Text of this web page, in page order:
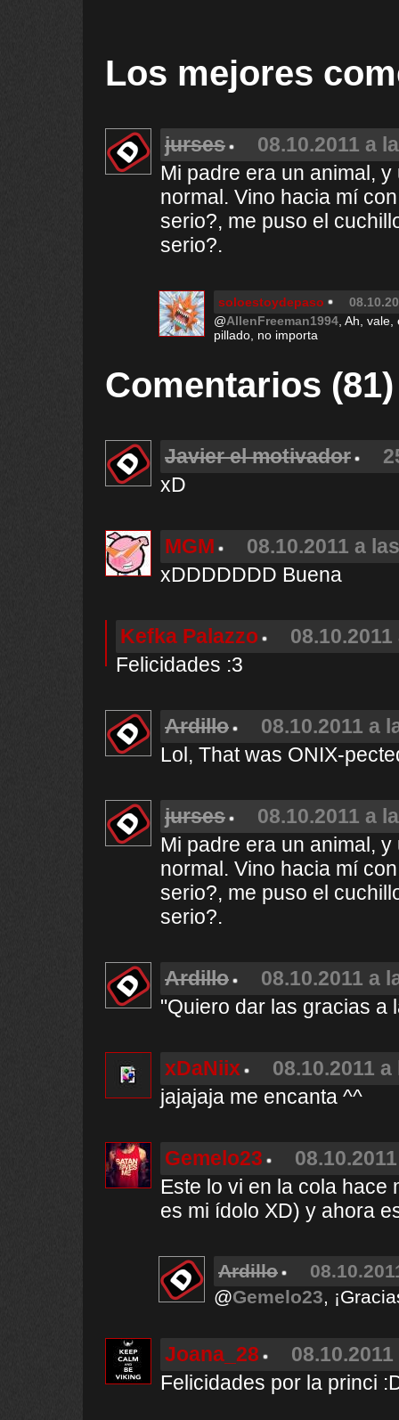
Los mejores
jurses
08.10.2011 a
Mi padre era un animal,
normal. Vino hacia mí
serio?, me puso el
serio?.
soloestoydepaso
@AllenFreeman1994 , Ah,
pillado, no importa
Comentarios (81)
Javier el motivador
xD
MGM
08.10.2011 a
xDDDDDDD Buena
Kefka Palazzo
Felicidades :3
Ardillo
08.10.2011 a
Lol, That was ONIX-
jurses
08.10.2011 a
Mi padre era un animal,
normal. Vino hacia mí
serio?, me puso el
serio?.
Ardillo
08.10.2011 a
"Quiero dar las gracias a
xDaNiix
08.10.2011
jajajaja me encanta ^^
Gemelo23
Este lo vi en la cola hace
es mi ídolo XD) y ahora
Ardillo
@Gemelo23,
Joana_28
Felicidades por la princi